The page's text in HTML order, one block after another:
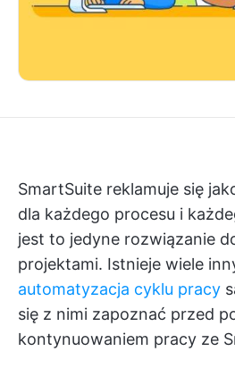
SmartSuite reklamuje się
dla każdego procesu i
jest to jedyne rozwiązanie
projektami. Istnieje wiele
automatyzacja cyklu pracy
się z nimi zapoznać przed
kontynuowaniem pracy ze